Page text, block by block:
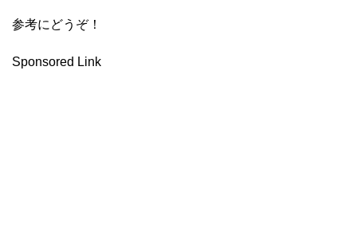
参考にどうぞ！
Sponsored Link